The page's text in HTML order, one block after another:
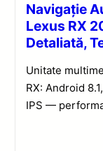
Navigație
Lexus RX
Detaliată,
Unitate
RX: Android
IPS —